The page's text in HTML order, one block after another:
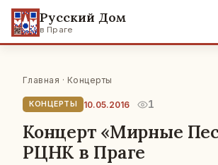
Русский Дом
в Праге
Главная · Концерты
КОНЦЕРТЫ 10.05.2016 1
Концерт «Мирные
РЦНК в Праге